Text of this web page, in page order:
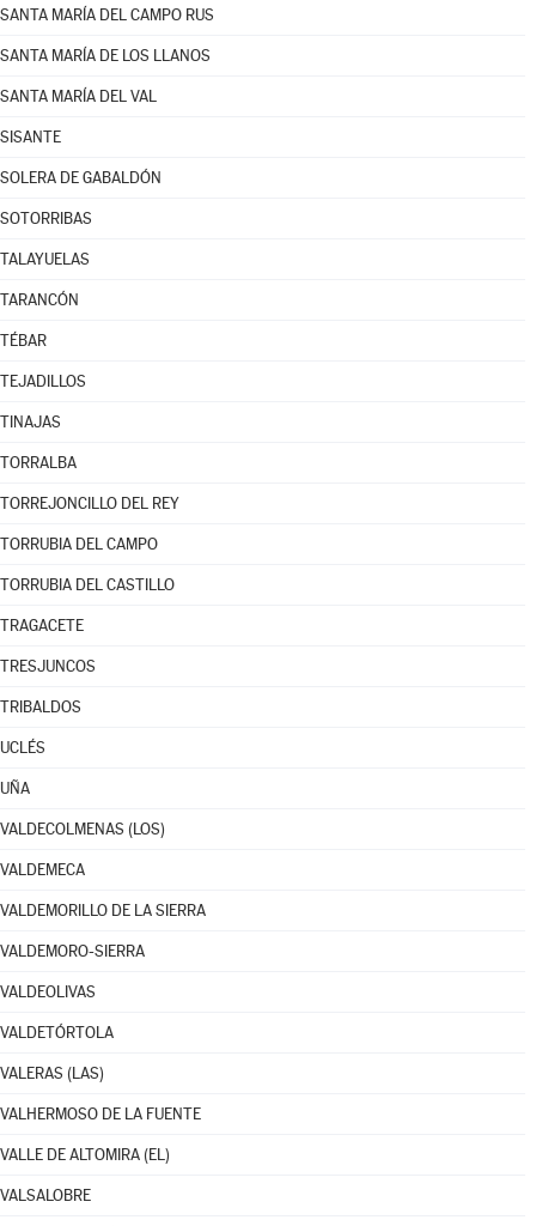
SANTA MARÍA DEL CAMPO RUS
SANTA MARÍA DE LOS LLANOS
SANTA MARÍA DEL VAL
SISANTE
SOLERA DE GABALDÓN
SOTORRIBAS
TALAYUELAS
TARANCÓN
TÉBAR
TEJADILLOS
TINAJAS
TORRALBA
TORREJONCILLO DEL REY
TORRUBIA DEL CAMPO
TORRUBIA DEL CASTILLO
TRAGACETE
TRESJUNCOS
TRIBALDOS
UCLÉS
UÑA
VALDECOLMENAS (LOS)
VALDEMECA
VALDEMORILLO DE LA SIERRA
VALDEMORO-SIERRA
VALDEOLIVAS
VALDETÓRTOLA
VALERAS (LAS)
VALHERMOSO DE LA FUENTE
VALLE DE ALTOMIRA (EL)
VALSALOBRE